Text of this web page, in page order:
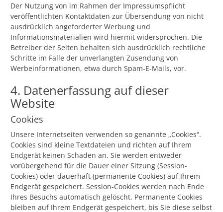
Der Nutzung von im Rahmen der Impressumspflicht
veröffentlichten Kontaktdaten zur Übersendung von nicht
ausdrücklich angeforderter Werbung und
Informationsmaterialien wird hiermit widersprochen. Die
Betreiber der Seiten behalten sich ausdrücklich rechtliche
Schritte im Falle der unverlangten Zusendung von
Werbeinformationen, etwa durch Spam-E-Mails, vor.
4. Datenerfassung auf dieser
Website
Cookies
Unsere Internetseiten verwenden so genannte „Cookies“.
Cookies sind kleine Textdateien und richten auf Ihrem
Endgerät keinen Schaden an. Sie werden entweder
vorübergehend für die Dauer einer Sitzung (Session-
Cookies) oder dauerhaft (permanente Cookies) auf Ihrem
Endgerät gespeichert. Session-Cookies werden nach Ende
Ihres Besuchs automatisch gelöscht. Permanente Cookies
bleiben auf Ihrem Endgerät gespeichert, bis Sie diese selbst